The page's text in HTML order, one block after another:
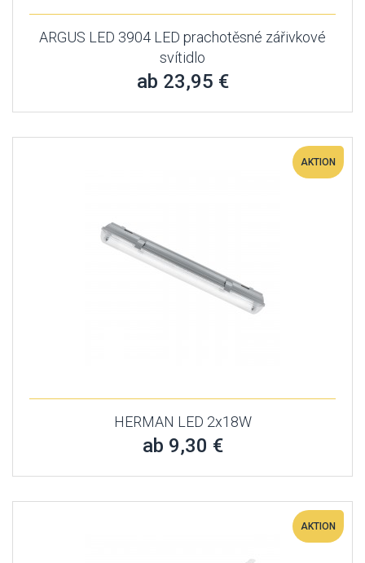
ARGUS LED 3904 LED prachotěsné zářivkové
svítidlo
ab 23,95 €
AKTION
HERMAN LED 2x18W
ab 9,30 €
AKTION